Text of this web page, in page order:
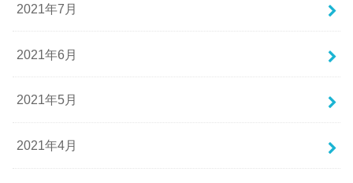
2021年7月
2021年6月
2021年5月
2021年4月